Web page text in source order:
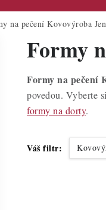
na pečení Kovovýroba
Formy
Formy na pečení
povedou. Vyberte
formy na dorty.
Váš filtr: